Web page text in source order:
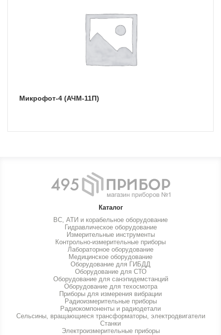
Микрофот-4 (АЧМ-11П)
Каталог
ВС, АТИ и корабельное оборудование
Гидравлическое оборудование
Измерительные инструменты
Контрольно-измерительные приборы
Лабораторное оборудование
Медицинское оборудование
Оборудование для ГИБДД
Оборудование для СТО
Оборудование для санэпидемстанций
Оборудование для техосмотра
Приборы для измерения вибрации
Радиоизмерительные приборы
Радиокомпоненты и радиодетали
Сельсины, вращающиеся трансформаторы, электродвигатели
Станки
Электроизмерительные приборы